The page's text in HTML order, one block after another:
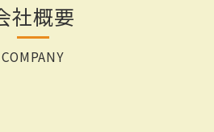
社概要
COMPANY